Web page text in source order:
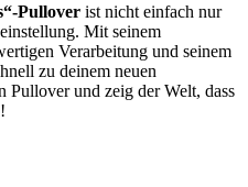
Pullover ist nicht einfach nur
Mit seinem
Verarbeitung und seinem
zu deinem neuen
und zeig der Welt, dass